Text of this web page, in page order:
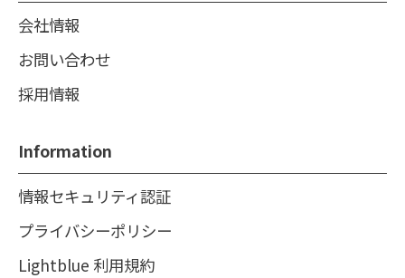
会社情報
お問い合わせ
採用情報
Information
情報セキュリティ認証
プライバシーポリシー
Lightblue 利用規約